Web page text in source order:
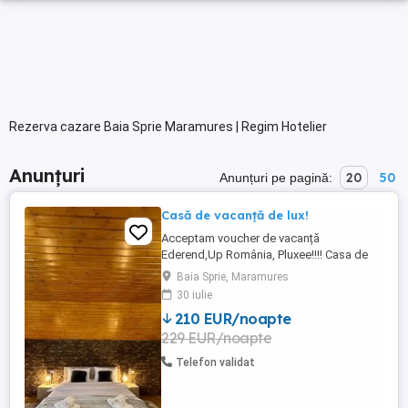
Rezerva cazare Baia Sprie Maramures | Regim Hotelier
Anunțuri Anunțuri pe pagină: 20 50
Casă de vacanță de lux!
Acceptam voucher de vacanță
Ederend,Up România, Pluxee!!!! Casa de
vacanță este un refugiu de lux în mijlocul
naturii, având patru dormitoare
confortabile, perfecte pentru a găzdui
familie și prieteni. Livingul generos, dotat
cu un șemineu, te îmbie să te relaxezi într-
o atmosferă caldă și primitoare. ...
Baia Sprie, Maramures
30 iulie
210 EUR/noapte
229 EUR/noapte
Telefon validat